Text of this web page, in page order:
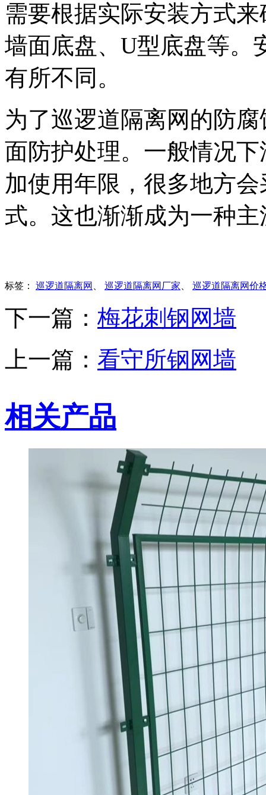
需要根据实际安装方式
墙面底盘、U型底盘等。
有所不同。
为了巡逻道隔离网的防
面防护处理。一般情况
加使用年限，很多地方
式。这也渐渐成为一种
标签： 巡逻道隔离网 、 巡逻道隔离网厂家、 巡逻道隔离网价
下一篇： 梅花刺钢网墙
上一篇： 看守所钢网墙
相关产品